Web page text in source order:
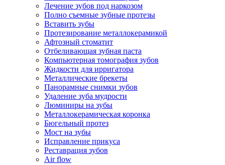
Лечение зубов под наркозом
Полно съемные зубные протезы
Вставить зубы
Протезирование металлокерамикой
Афтозный стоматит
Отбеливающая зубная паста
Компьютерная томография зубов
Жидкости для ирригатора
Металлические брекеты
Панорамные снимки зубов
Удаление зуба мудрости
Люминиры на зубы
Металлокерамическая коронка
Бюгельный протез
Мост на зубы
Исправление прикуса
Реставрация зубов
Air flow